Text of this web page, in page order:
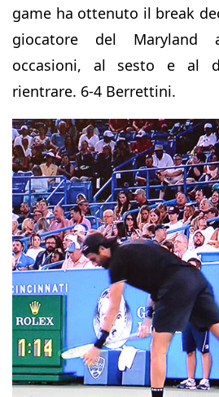
game ha ottenuto il break
giocatore del Maryland
occasioni, al sesto e al
rientrare. 6-4 Berrettini.